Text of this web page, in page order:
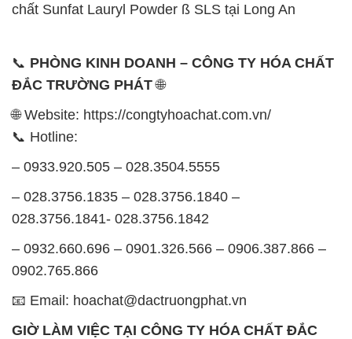
chất Sunfat Lauryl Powder ß SLS tại Long An
📞 PHÒNG KINH DOANH – CÔNG TY HÓA CHẤT
ĐẮC TRƯỜNG PHÁT🌐
🌐 Website: https://congtyhoachat.com.vn/
📞 Hotline:
– 0933.920.505 – 028.3504.5555
– 028.3756.1835 – 028.3756.1840 –
028.3756.1841- 028.3756.1842
– 0932.660.696 – 0901.326.566 – 0906.387.866 –
0902.765.866
📧 Email: hoachat@dactruongphat.vn
GIỜ LÀM VIỆC TẠI CÔNG TY HÓA CHẤT ĐẮC